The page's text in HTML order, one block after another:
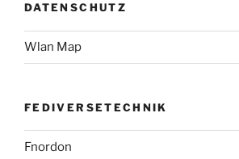
DATENSCHUTZ
Wlan Map
FEDIVERSETECHNIK
Fnordon